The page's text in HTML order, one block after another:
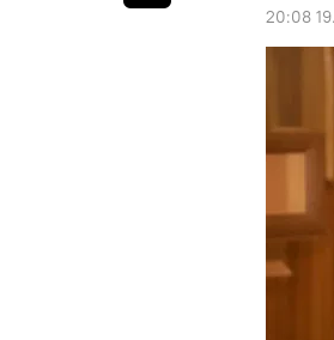
20:08